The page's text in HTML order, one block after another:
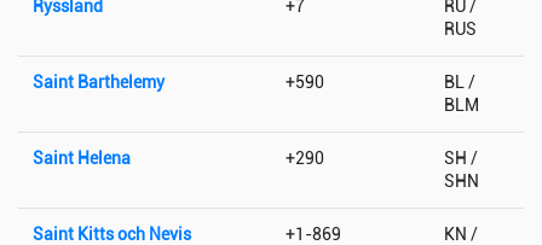
Ryssland +7
RU /
RUS
Saint Barthelemy +590
BL /
BLM
Saint Helena +290
SH /
SHN
Saint Kitts och Nevis +1-869
KN /